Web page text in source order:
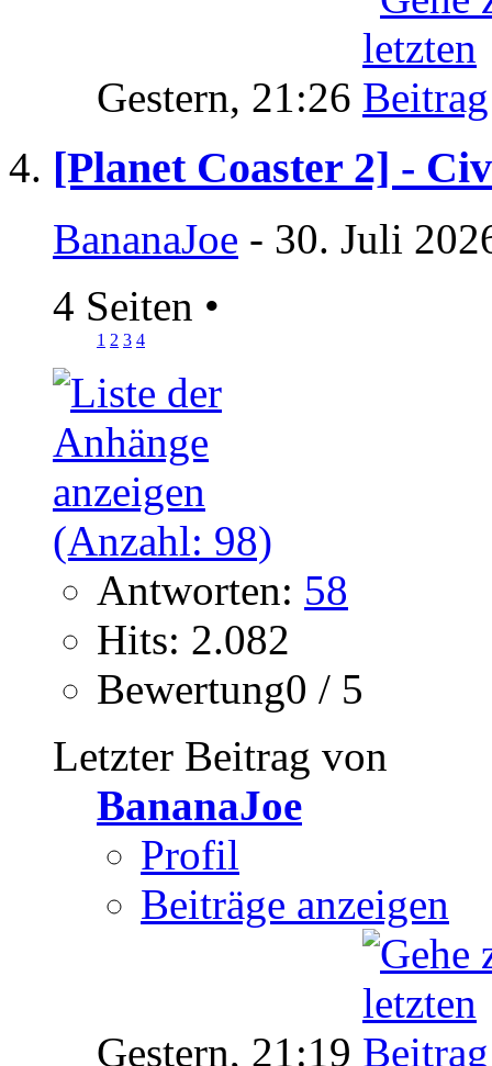
Gestern, 21:26
[Planet Coaster 2] -
BananaJoe - 30. Juli
4 Seiten •
1 2 3 4
Antworten: 58
Hits: 2.082
Bewertung0 / 5
Letzter Beitrag von
BananaJoe
Profil
Beiträge anzeigen
Gestern, 21:19